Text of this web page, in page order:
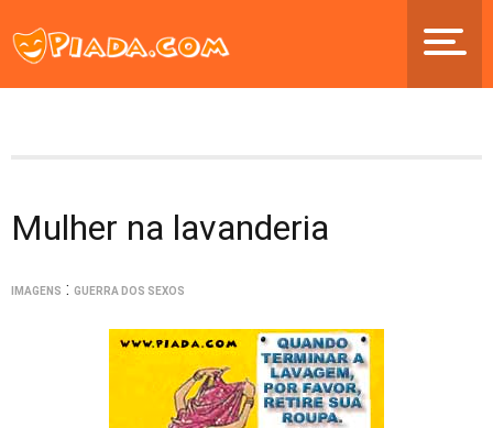
Mulher na lavanderia
IMAGENS : GUERRA DOS SEXOS